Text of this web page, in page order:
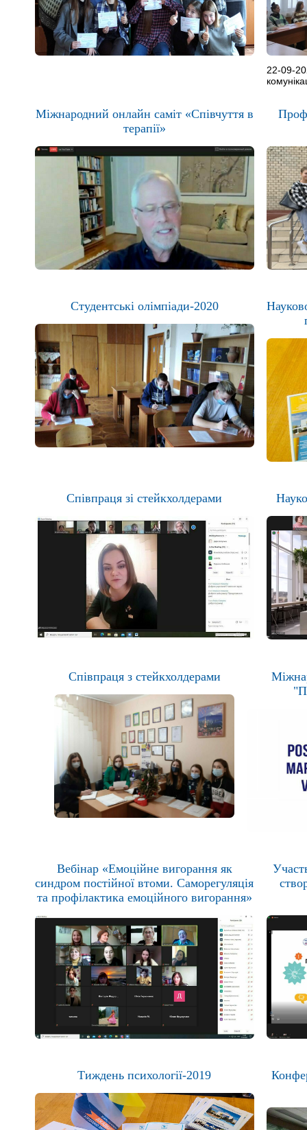
22-09-
Міжнародний онлайн саміт «Співчуття в
терапії»
Студентські олімпіади-2020
Співпраця зі стейкхолдерами
Співпраця з стейкхолдерами
Вебінар «Емоційне вигорання як
синдром постійної втоми. Саморегуляція
та профілактика емоційного вигорання»
Тиждень психології-2019